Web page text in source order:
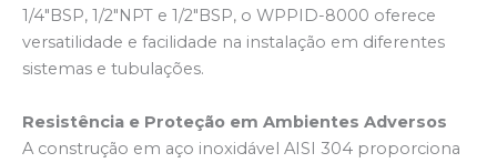
1/4″BSP, 1/2″NPT e 1/2″BSP, o WPPID-8000 oferece
versatilidade e facilidade na instalação em diferentes
sistemas e tubulações.
Resistência e Proteção em Ambientes Adversos
A construção em aço inoxidável AISI 304 proporciona